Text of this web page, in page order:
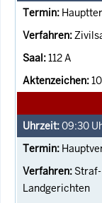
112 A
09:30
Landgerichten